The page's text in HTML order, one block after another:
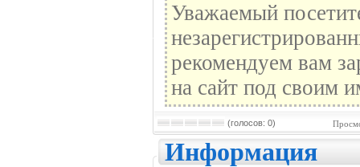
Уважаемый
рекомендуем вам
на сайт под своим
(голосов: 0)
Информация